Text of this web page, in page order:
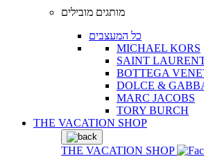
מותגים מובילים
כל המעצבים
MICHAEL KORS
SAINT
BOTTEGA
DOLCE &
MARC JACOBS
TORY BURCH
THE VACATION SHOP
THE VACATION SHOP